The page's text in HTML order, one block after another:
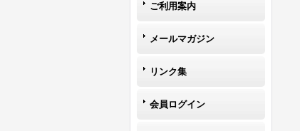
ご利用案内
メールマガジン
リンク集
会員ログイン